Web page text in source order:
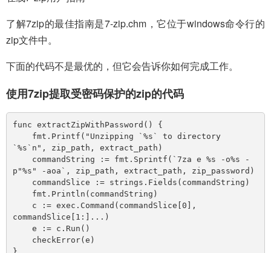
了解7zip的最佳指南是7-zip.chm，它位于windows命令行的
zip文件中。
下面的代码不是最优的，但它会告诉你如何完成工作。
使用7zip提取受密码保护的zip的代码
func extractZipWithPassword() {
`%s`n", zip_path, extract_path)
p"%s" -aoa`, zip_path, extract_path, zip_password)
commandSlice[1:]...)